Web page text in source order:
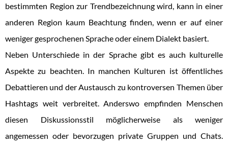
bestimmten Region zur Trendbezeichnung wird, kann in einer
anderen Region kaum Beachtung finden, wenn er auf einer
weniger gesprochenen Sprache oder einem Dialekt basiert.
Neben Unterschiede in der Sprache gibt es auch kulturelle
Aspekte zu beachten. In manchen Kulturen ist öffentliches
Debattieren und der Austausch zu kontroversen Themen über
Hashtags weit verbreitet. Anderswo empfinden Menschen
diesen Diskussionsstil möglicherweise als weniger
angemessen oder bevorzugen private Gruppen und Chats.